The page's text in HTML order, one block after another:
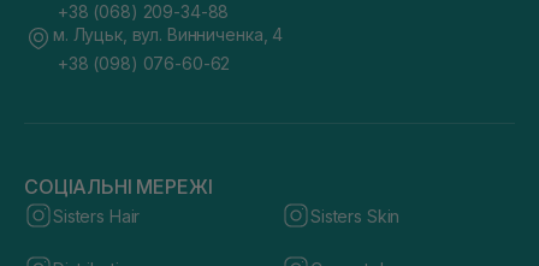
+38 (068) 209-34-88
м. Луцьк, вул. Винниченка, 4
+38 (098) 076-60-62
СОЦІАЛЬНІ МЕРЕЖІ
Sisters Hair Sisters Skin